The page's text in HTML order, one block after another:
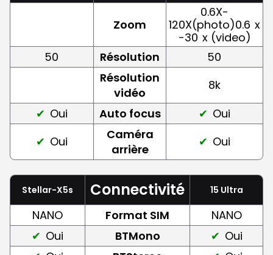
Zoom
0.6X-
120X(photo)0.6 x
-30 x (video)
50
Résolution
50
Résolution
vidéo
8k
Oui
Auto focus
Oui
Oui
Caméra
arrière
Oui
Stellar-X5s Connectivité 15 Ultra
NANO Format SIM
NANO
Oui
BTMono
Oui